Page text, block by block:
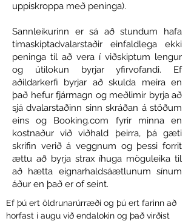
uppiskroppa með peninga).
Sannleikurinn er sá að stundum hafa
tímaskiptadvalarstaðir einfaldlega ekki
peninga til að vera í viðskiptum lengur
og útilokun byrjar yfirvofandi. Ef
aðildarkerfi byrjar að skulda meira en
það hefur fjármagn og meðlimir byrja að
sjá dvalarstaðinn sinn skráðan á stöðum
eins og Booking.com fyrir minna en
kostnaður við viðhald þeirra, þá gæti
skrifin verið á veggnum og þessi forrit
ættu að byrja strax íhuga möguleika til
að hætta eignarhaldsáætlunum sínum
áður en það er of seint.
Ef þú ert öldrunarúrræði og þú ert farinn að
horfast í augu við endalokin og það virðist